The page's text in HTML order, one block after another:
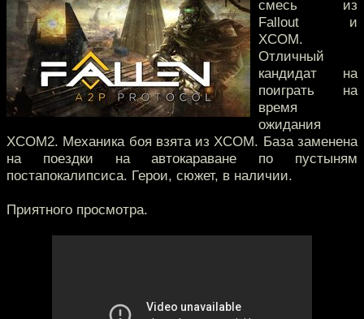
смесь из
Fallout и
XCOM.
Отличный
кандидат на
поиграть на
время
ожидания
XCOM2. Механика боя взята из XCOM. База заменена
на поездки на автокараване по пустыням
постапокалипсиса. Герои, сюжет, в наличии.
Приятного просмотра.